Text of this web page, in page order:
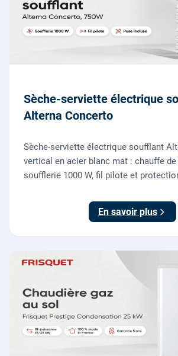
Sèche-serviette électrique
Alterna Concerto
Sèche-serviette électrique soufflant
vertical en acier blanc mat : chauffe de
soufflerie 1000 W, fil pilote et
En savoir plus